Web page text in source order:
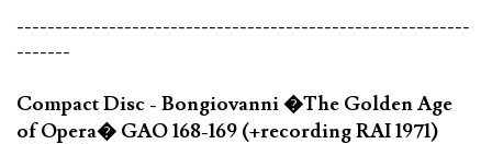
-----------------------------------------------------------
-------
Compact Disc - Bongiovanni �The Golden Age
of Opera� GAO 168-169 (+recording RAI 1971)